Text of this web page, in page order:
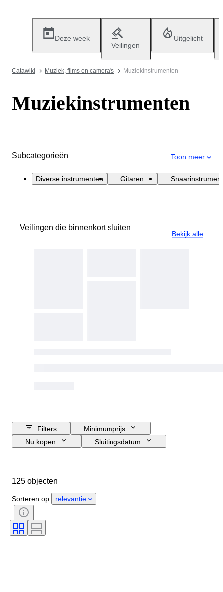
Deze week
Veilingen
Uitgelicht
Catawiki Muziek, films en camera's Muziekinstrumenten
Muziekinstrumenten
Subcategorieën Toon meer
Diverse instrumenten Gitaren
Veilingen die binnenkort sluiten
Bekijk alle
Filters
Minimumprijs
Nu kopen
Sluitingsdatum
Materiaal
Stijl
Getest en werkend
125 objecten
Sorteren op relevantie